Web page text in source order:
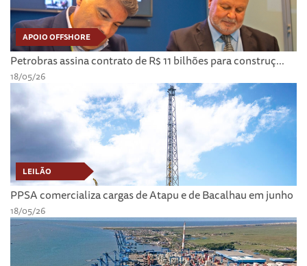
APOIO OFFSHORE
Petrobras assina contrato de R$ 11 bilhões para construç...
18/05/26
LEILÃO
PPSA comercializa cargas de Atapu e de Bacalhau em junho
18/05/26